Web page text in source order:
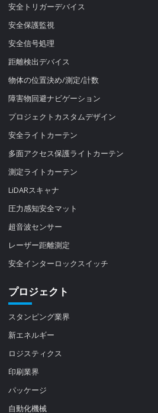
安全トリガーデバイス
安全保護監視
安全信号処理
距離検出デバイス
物体の位置決め/測定/計数
障害物回避ナビゲーション
プロジェクトカスタムデザイン
安全ライトカーテン
多面アクセス保護ライトカーテン
測定ライトカーテン
LiDARスキャナ
圧力感知安全マット
超音波センサー
レーザー距離測定
安全インターロックスイッチ
プロジェクト
スタンピング業界
新エネルギー
ロジスティクス
印刷業界
パッケージ
自動化機械